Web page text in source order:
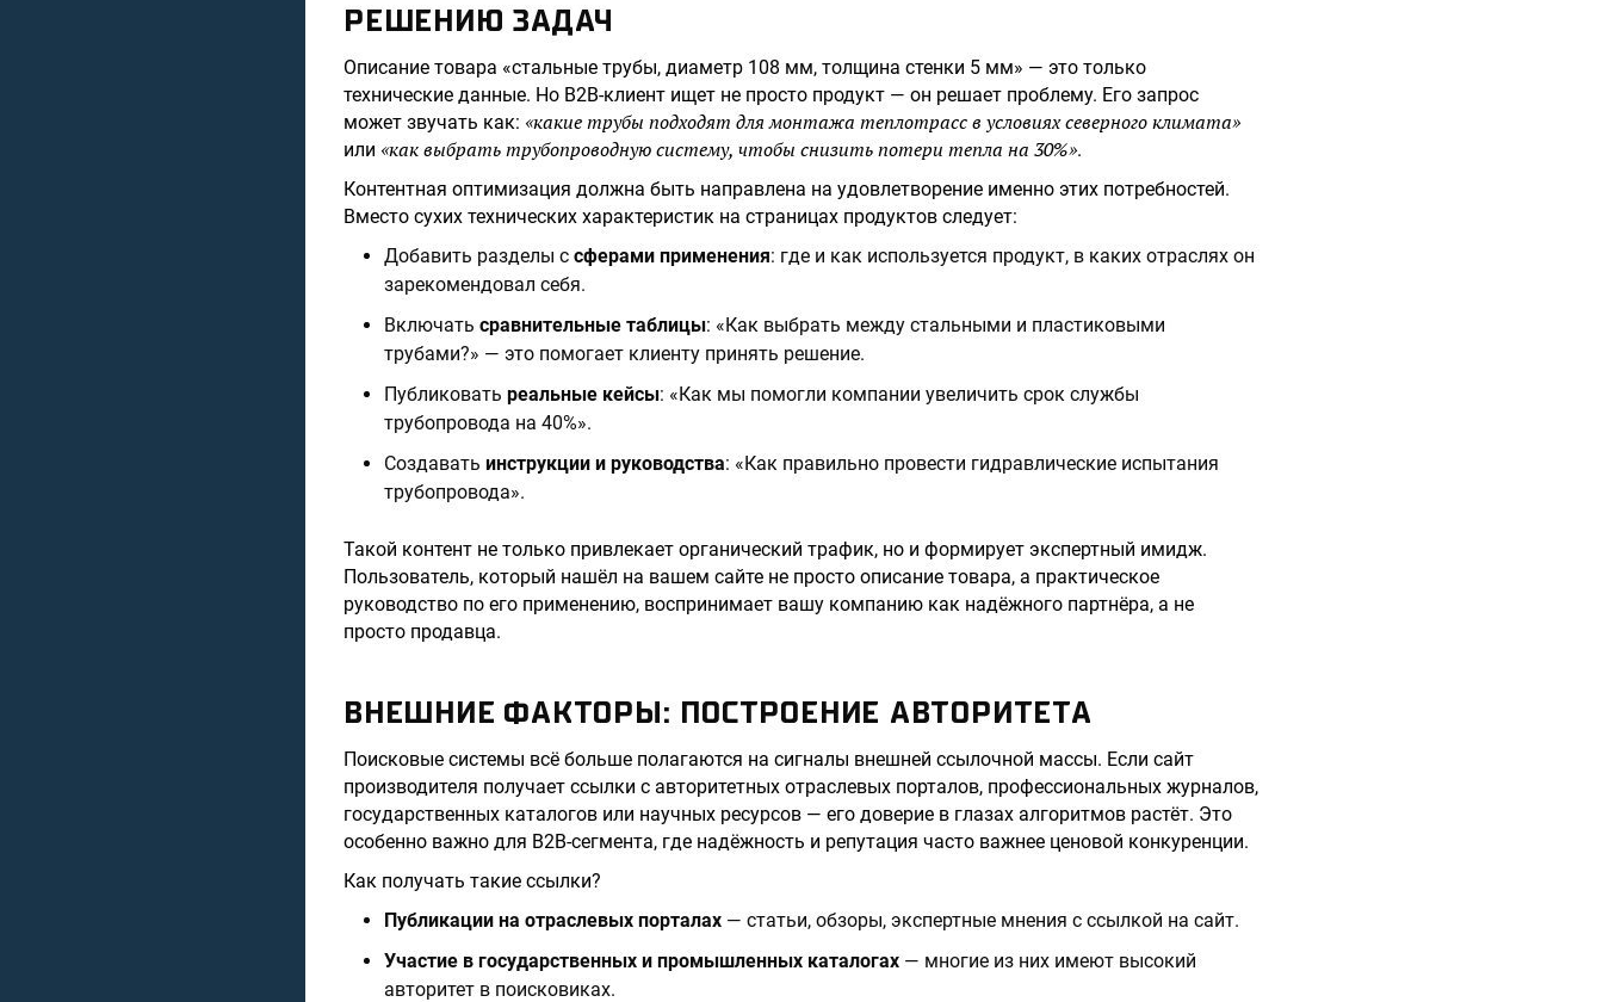
РЕШЕНИЮ ЗАДАЧ
Описание товара «стальные трубы, диаметр 108 мм, толщина стенки 5 мм» — это только
технические данные. Но B2B-клиент ищет не просто продукт — он решает проблему. Его запрос
может звучать как: «какие трубы подходят для монтажа теплотрасс в условиях северного климата»
или «как выбрать трубопроводную систему, чтобы снизить потери тепла на 30%».
Контентная оптимизация должна быть направлена на удовлетворение именно этих потребностей.
Вместо сухих технических характеристик на страницах продуктов следует:
Добавить разделы с сферами применения: где и как используется продукт, в каких отраслях он
зарекомендовал себя.
Включать сравнительные таблицы: «Как выбрать между стальными и пластиковыми
трубами?» — это помогает клиенту принять решение.
Публиковать реальные кейсы: «Как мы помогли компании увеличить срок службы
трубопровода на 40%».
Создавать инструкции и руководства: «Как правильно провести гидравлические испытания
трубопровода».
Такой контент не только привлекает органический трафик, но и формирует экспертный имидж.
Пользователь, который нашёл на вашем сайте не просто описание товара, а практическое
руководство по его применению, воспринимает вашу компанию как надёжного партнёра, а не
просто продавца.
ВНЕШНИЕ ФАКТОРЫ: ПОСТРОЕНИЕ АВТОРИТЕТА
Поисковые системы всё больше полагаются на сигналы внешней ссылочной массы. Если сайт
производителя получает ссылки с авторитетных отраслевых порталов, профессиональных журналов,
государственных каталогов или научных ресурсов — его доверие в глазах алгоритмов растёт. Это
особенно важно для B2B-сегмента, где надёжность и репутация часто важнее ценовой конкуренции.
Как получать такие ссылки?
Публикации на отраслевых порталах — статьи, обзоры, экспертные мнения с ссылкой на сайт.
Участие в государственных и промышленных каталогах — многие из них имеют высокий
авторитет в поисковиках.